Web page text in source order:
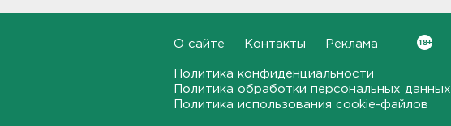
детсад на 140 детей
О сайте Контакты Реклама
Политика конфиденциальности
Политика обработки персональных данных
Политика использования cookie-файлов